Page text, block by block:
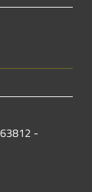
-